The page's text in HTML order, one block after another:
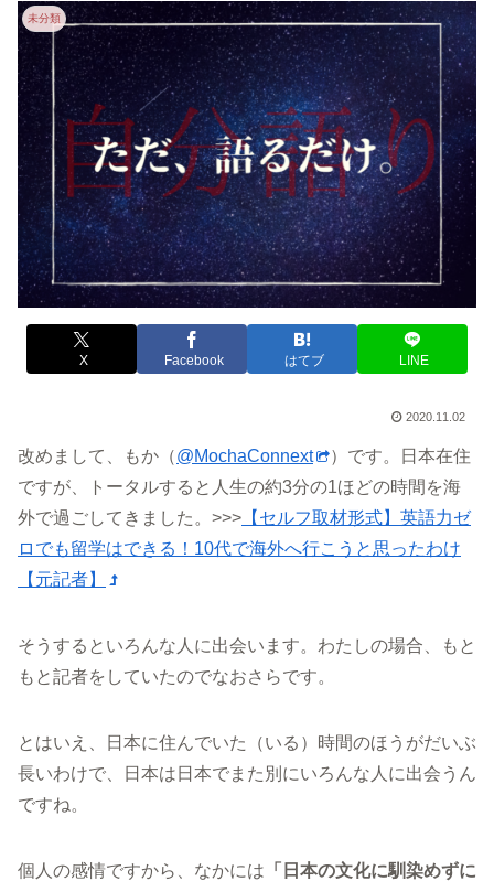
未分類
X Facebook はてブ LINE
2020.11.02
改めまして、もか（@MochaConnext
）です。日本在住
ですが、トータルすると人生の約3分の1ほどの時間を海
外で過ごしてきました。>>> 【セルフ取材形式】英語力ゼ
ロでも留学はできる！10代で海外へ行こうと思ったわけ
【元記者】
そうするといろんな人に出会います。わたしの場合、もと
もと記者をしていたのでなおさらです。
とはいえ、日本に住んでいた（いる）時間のほうがだいぶ
長いわけで、日本は日本でまた別にいろんな人に出会うん
ですね。
個人の感情ですから、なかには 「日本の文化に馴染めずに